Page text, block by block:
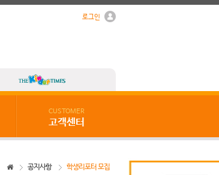
로그인
CUSTOMER
고객센터
학생리포터 모집
공지사항